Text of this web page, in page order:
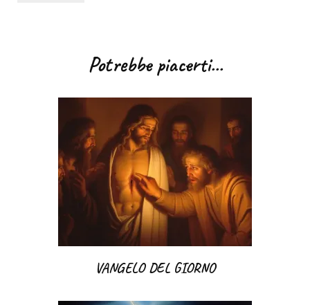
articoliPotrebbe piacerti...
VANGELO DEL GIORNO